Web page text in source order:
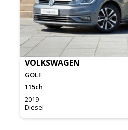
VOLKSWAGEN
GOLF
115ch
2019
Diesel